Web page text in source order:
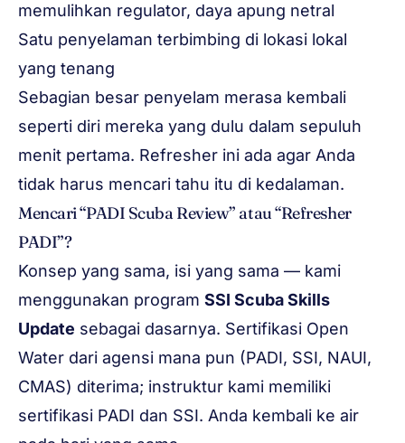
memulihkan regulator, daya apung netral
Satu penyelaman terbimbing di lokasi lokal
yang tenang
Sebagian besar penyelam merasa kembali
seperti diri mereka yang dulu dalam sepuluh
menit pertama. Refresher ini ada agar Anda
tidak harus mencari tahu itu di kedalaman.
Mencari “PADI Scuba Review” atau “Refresher
PADI”?
Konsep yang sama, isi yang sama — kami
menggunakan program SSI Scuba Skills
Update sebagai dasarnya. Sertifikasi Open
Water dari agensi mana pun (PADI, SSI, NAUI,
CMAS) diterima; instruktur kami memiliki
sertifikasi PADI dan SSI. Anda kembali ke air